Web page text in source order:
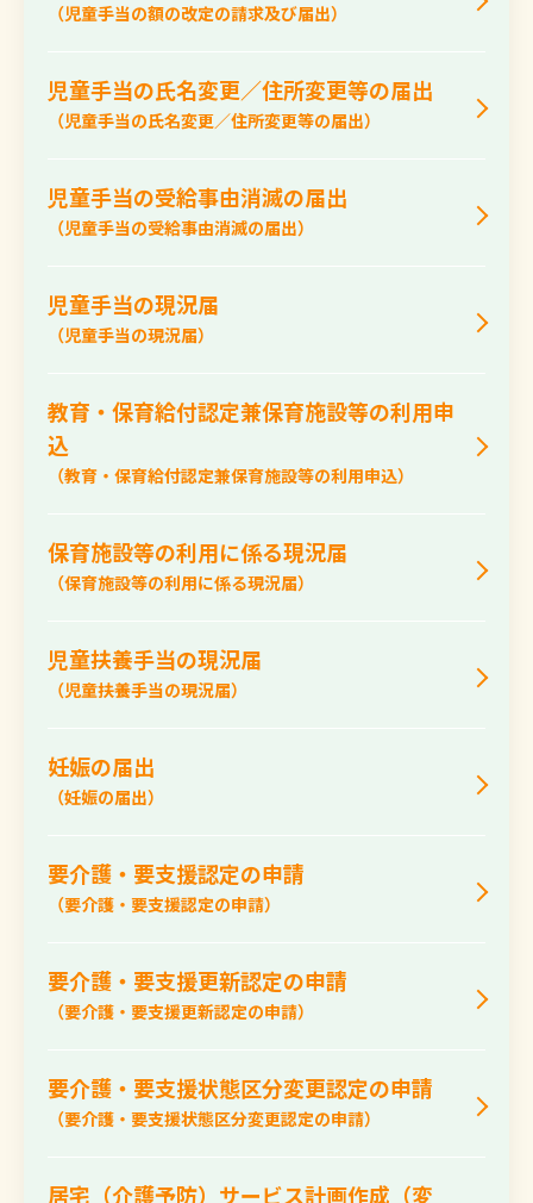
（児童手当の額の改定の請求及び届出）
児童手当の氏名変更／住所変更等の届出
（児童手当の氏名変更／住所変更等の届出）
児童手当の受給事由消滅の届出
（児童手当の受給事由消滅の届出）
児童手当の現況届
（児童手当の現況届）
教育・保育給付認定兼保育施設等の利用申
込
（教育・保育給付認定兼保育施設等の利用申込）
保育施設等の利用に係る現況届
（保育施設等の利用に係る現況届）
児童扶養手当の現況届
（児童扶養手当の現況届）
妊娠の届出
（妊娠の届出）
要介護・要支援認定の申請
（要介護・要支援認定の申請）
要介護・要支援更新認定の申請
（要介護・要支援更新認定の申請）
要介護・要支援状態区分変更認定の申請
（要介護・要支援状態区分変更認定の申請）
居宅（介護予防）サービス計画作成（変